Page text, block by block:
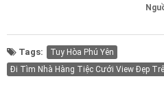
Tags:
Tuy Hòa Phú Yên
Đi Tìm Nhà Hàng Tiệc Cưới View Đẹp